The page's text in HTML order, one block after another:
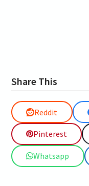
Share This
Reddit
Pinterest
Whatsapp